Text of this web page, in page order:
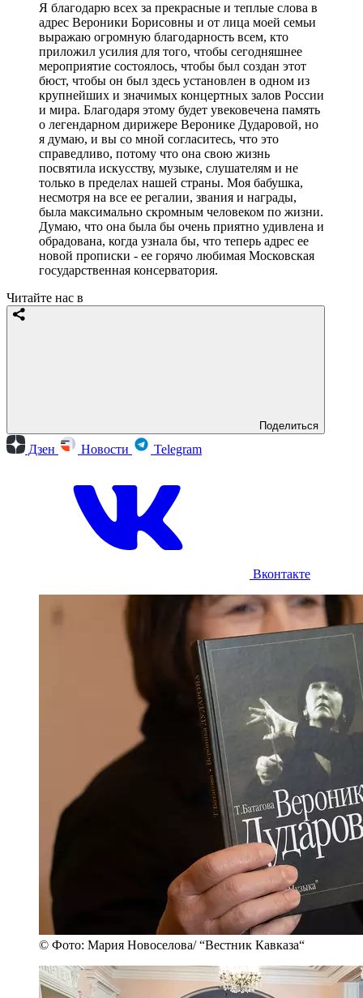
Я благодарю всех за прекрасные и теплые слова в
адрес Вероники Борисовны и от лица моей семьи
выражаю огромную благодарность всем, кто
приложил усилия для того, чтобы сегодняшнее
мероприятие состоялось, чтобы был создан этот
бюст, чтобы он был здесь установлен в одном из
крупнейших и значимых концертных залов России
и мира. Благодаря этому будет увековечена память
о легендарном дирижере Веронике Дударовой, но
я думаю, и вы со мной согласитесь, что это
справедливо, потому что она свою жизнь
посвятила искусству, музыке, слушателям и не
только в пределах нашей страны. Моя бабушка,
несмотря на все ее регалии, звания и награды,
была максимально скромным человеком по жизни.
Думаю, что она была бы очень приятно удивлена и
обрадована, когда узнала бы, что теперь адрес ее
новой прописки - ее горячо любимая Московская
государственная консерватория.
Читайте нас в
Поделиться
Дзен Новости Telegram
Вконтакте
© Фото: Мария Новоселова/ “Вестник Кавказа“